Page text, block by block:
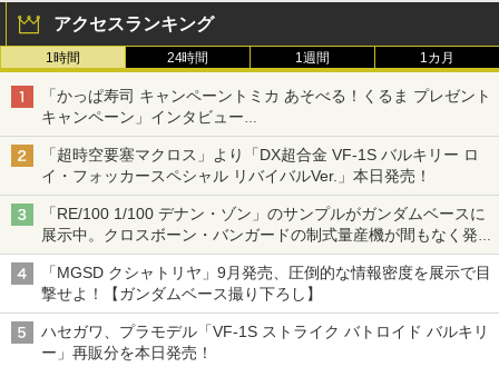
アクセスランキング
1時間 24時間 1週間 1カ月
「かっぱ寿司 キャンペーントミカ あそべる！くるま プレゼント
キャンペーン」インタビュー
子どもが楽しめるかっぱ寿司ならではの体験とコラボの楽しさを
追求
「超時空要塞マクロス」より「DX超合金 VF-1S バルキリー ロ
イ・フォッカースペシャル リバイバルVer.」本日発売！
「RE/100 1/100 デナン・ゾン」のサンプルがガンダムベースに
展示中。クロスボーン・バンガードの制式量産機が間もなく発送
【ガンダムベース撮り下ろし】
「MGSD クシャトリヤ」9月発売、圧倒的な情報密度を展示で目
撃せよ！【ガンダムベース撮り下ろし】
ハセガワ、プラモデル「VF-1S ストライク バトロイド バルキリ
ー」再販分を本日発売！